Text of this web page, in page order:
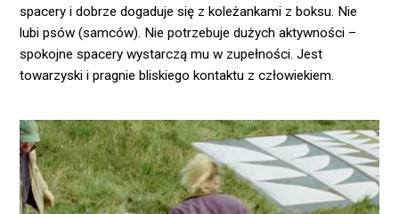
spacery i dobrze dogaduje się z koleżankami z boksu. Nie
lubi psów (samców). Nie potrzebuje dużych aktywności –
spokojne spacery wystarczą mu w zupełności. Jest
towarzyski i pragnie bliskiego kontaktu z człowiekiem.